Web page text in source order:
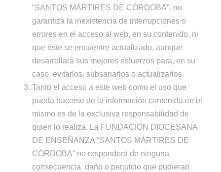
“SANTOS MÁRTIRES DE CÓRDOBA”. no
garantiza la inexistencia de interrupciones o
errores en el acceso al web, en su contenido, ni
que éste se encuentre actualizado, aunque
desarrollará sus mejores esfuerzos para, en su
caso, evitarlos, subsanarlos o actualizarlos.
Tanto el acceso a este web como el uso que
pueda hacerse de la información contenida en el
mismo es de la exclusiva responsabilidad de
quien lo realiza. La FUNDACIÓN DIOCESANA
DE ENSEÑANZA “SANTOS MÁRTIRES DE
CÓRDOBA” no responderá de ninguna
consecuencia, daño o perjuicio que pudieran